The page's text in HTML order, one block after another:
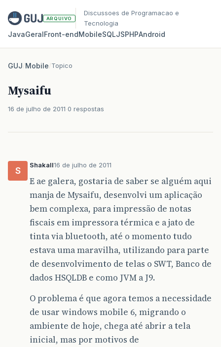
ARQUIVO
Discussoes de Programacao e
Tecnologia
JavaGeralFront‑endMobileSQLJSPHPAndroid
GUJ/Mobile/Topico
Mysaifu
16 de julho de 2011 0 respostas
S
Shakall16 de julho de 2011
E ae galera, gostaria de saber se alguém aqui
manja de Mysaifu, desenvolvi um aplicação
bem complexa, para impressão de notas
fiscais em impressora térmica e a jato de
tinta via bluetooth, até o momento tudo
estava uma maravilha, utilizando para parte
de desenvolvimento de telas o SWT, Banco de
dados HSQLDB e como JVM a J9.
O problema é que agora temos a necessidade
de usar windows mobile 6, migrando o
ambiente de hoje, chega até abrir a tela
inicial, mas por motivos de